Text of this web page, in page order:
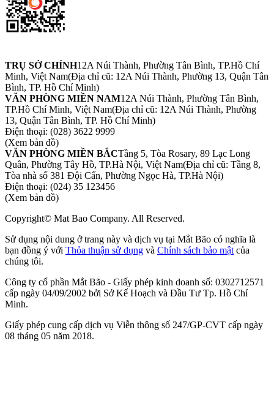
TRỤ SỞ CHÍNH12A Núi Thành, Phường Tân Bình, TP.Hồ Chí
Minh, Việt Nam(Địa chỉ cũ: 12A Núi Thành, Phường 13, Quận Tân
Bình, TP. Hồ Chí Minh)
VĂN PHÒNG MIỀN NAM12A Núi Thành, Phường Tân Bình,
TP.Hồ Chí Minh, Việt Nam(Địa chỉ cũ: 12A Núi Thành, Phường
13, Quận Tân Bình, TP. Hồ Chí Minh)
Điện thoại: (028) 3622 9999
(Xem bản đồ)
VĂN PHÒNG MIỀN BẮCTầng 5, Tòa Rosary, 89 Lạc Long
Quân, Phường Tây Hồ, TP.Hà Nội, Việt Nam(Địa chỉ cũ: Tầng 8,
Tòa nhà số 381 Đội Cấn, Phường Ngọc Hà, TP.Hà Nội)
Điện thoại: (024) 35 123456
(Xem bản đồ)
Copyright© Mat Bao Company. All Reserved.
Sử dụng nội dung ở trang này và dịch vụ tại Mắt Bão có nghĩa là
bạn đồng ý với Thỏa thuận sử dụng và Chính sách bảo mật của
chúng tôi.
Công ty cổ phần Mắt Bão - Giấy phép kinh doanh số: 0302712571
cấp ngày 04/09/2002 bởi Sở Kế Hoạch và Đầu Tư Tp. Hồ Chí
Minh.
Giấy phép cung cấp dịch vụ Viễn thông số 247/GP-CVT cấp ngày
08 tháng 05 năm 2018.